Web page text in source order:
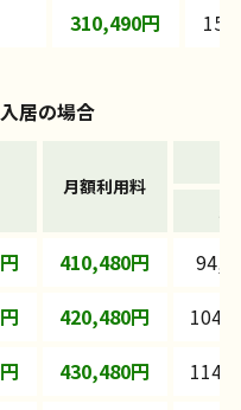
310,490円
居の場合
月額利用料
410,480円
420,480円
430,480円